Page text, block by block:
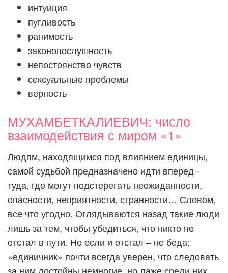
интуиция
пугливость
ранимость
законопослушность
непостоянство чувств
сексуальные проблемы
верность
МУХАМБЕТКАЛИЕВИЧ: число
взаимодействия с миром «1»
Людям, находящимся под влиянием единицы,
самой судьбой предназначено идти вперед -
туда, где могут подстерегать неожиданности,
опасности, неприятности, странности… Словом,
все что угодно. Оглядываются назад такие люди
лишь за тем, чтобы убедиться, что никто не
отстал в пути. Но если и отстал – не беда;
«единичник» почти всегда уверен, что следовать